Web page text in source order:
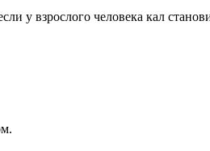
у взрослого человека кал